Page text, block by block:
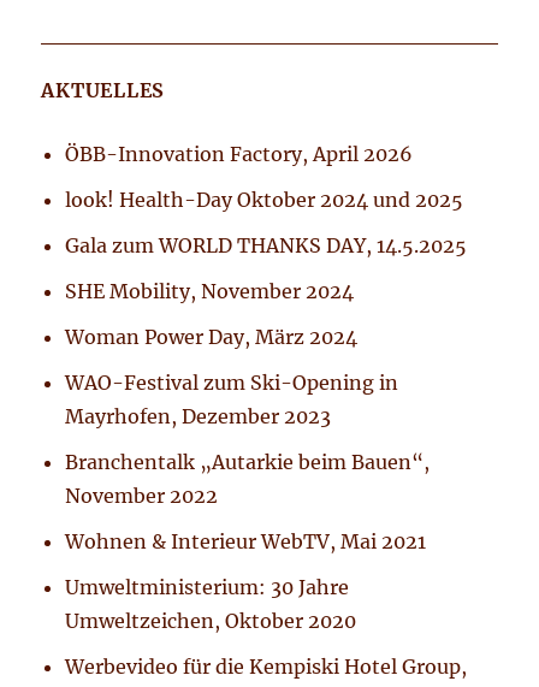
AKTUELLES
ÖBB-Innovation Factory, April 2026
look! Health-Day Oktober 2024 und 2025
Gala zum WORLD THANKS DAY, 14.5.2025
SHE Mobility, November 2024
Woman Power Day, März 2024
WAO-Festival zum Ski-Opening in
Mayrhofen, Dezember 2023
Branchentalk „Autarkie beim Bauen“,
November 2022
Wohnen & Interieur WebTV, Mai 2021
Umweltministerium: 30 Jahre
Umweltzeichen, Oktober 2020
Werbevideo für die Kempiski Hotel Group,